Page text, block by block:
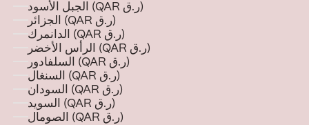
الجبل الأسود (QAR ر.ق)
الجزائر (QAR ر.ق)
الدانمرك (QAR ر.ق)
الرأس الأخضر (QAR ر.ق)
السلفادور (QAR ر.ق)
السنغال (QAR ر.ق)
السودان (QAR ر.ق)
السويد (QAR ر.ق)
الصومال (QAR ر.ق)